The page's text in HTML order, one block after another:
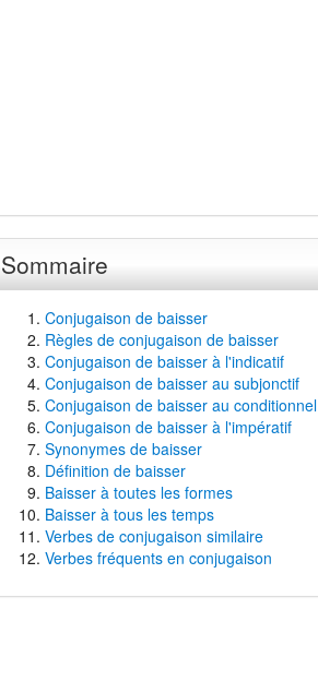
Sommaire
Conjugaison de baisser
Règles de conjugaison de baisser
Conjugaison de baisser à l'indicatif
Conjugaison de baisser au subjonctif
Conjugaison de baisser au conditionnel
Conjugaison de baisser à l'impératif
Synonymes de baisser
Définition de baisser
Baisser à toutes les formes
Baisser à tous les temps
Verbes de conjugaison similaire
Verbes fréquents en conjugaison